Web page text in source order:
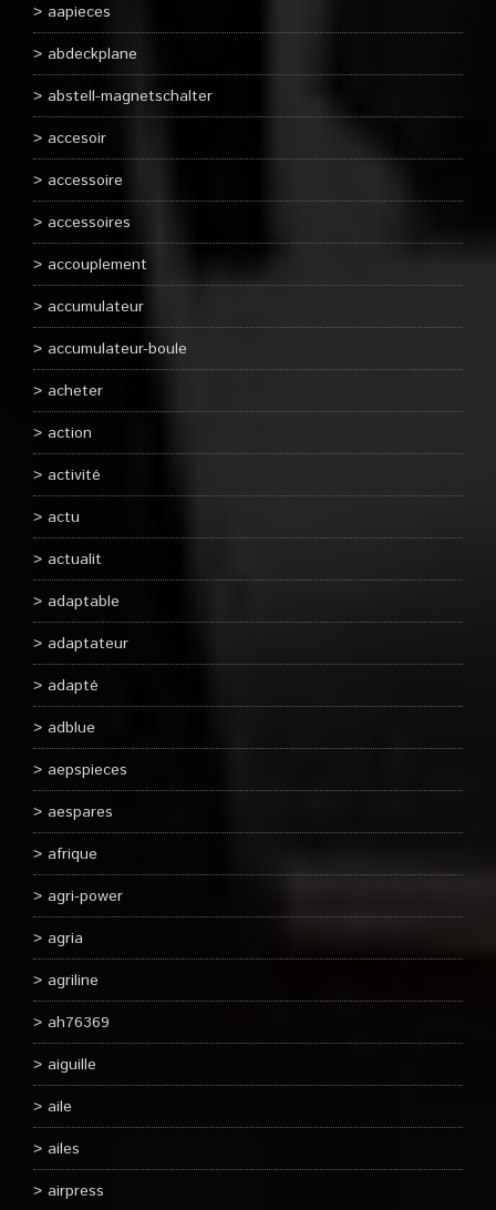
aapieces
abdeckplane
abstell-magnetschalter
accesoir
accessoire
accessoires
accouplement
accumulateur
accumulateur-boule
acheter
action
activité
actu
actualit
adaptable
adaptateur
adapté
adblue
aepspieces
aespares
afrique
agri-power
agria
agriline
ah76369
aiguille
aile
ailes
airpress